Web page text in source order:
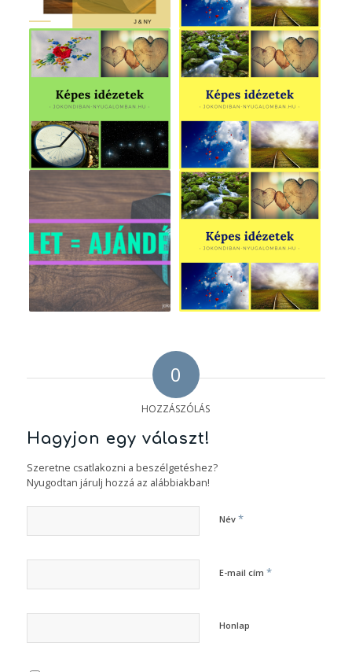
0
HOZZÁSZÓLÁS
Hagyjon egy választ!
Szeretne csatlakozni a beszélgetéshez?
Nyugodtan járulj hozzá az alábbiakban!
Név *
E-mail cím *
Honlap